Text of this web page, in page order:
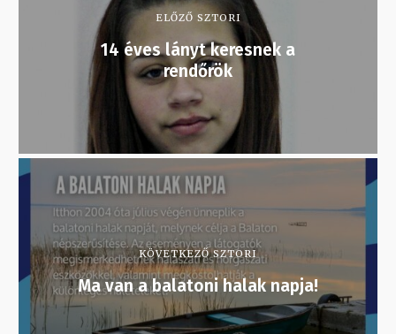
ELŐZŐ SZTORI
14 éves lányt keresnek a
rendőrök
KÖVETKEZŐ SZTORI
Ma van a balatoni halak napja!